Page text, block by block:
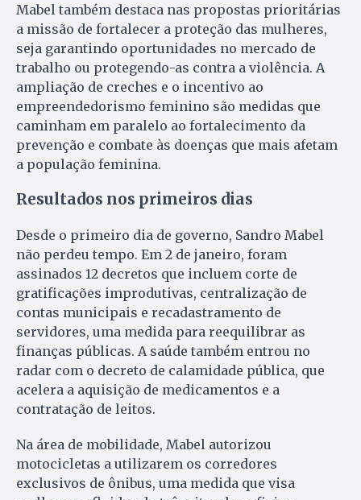
Mabel também destaca nas propostas prioritárias
a missão de fortalecer a proteção das mulheres,
seja garantindo oportunidades no mercado de
trabalho ou protegendo-as contra a violência. A
ampliação de creches e o incentivo ao
empreendedorismo feminino são medidas que
caminham em paralelo ao fortalecimento da
prevenção e combate às doenças que mais afetam
a população feminina.
Resultados nos primeiros dias
Desde o primeiro dia de governo, Sandro Mabel
não perdeu tempo. Em 2 de janeiro, foram
assinados 12 decretos que incluem corte de
gratificações improdutivas, centralização de
contas municipais e recadastramento de
servidores, uma medida para reequilibrar as
finanças públicas. A saúde também entrou no
radar com o decreto de calamidade pública, que
acelera a aquisição de medicamentos e a
contratação de leitos.
Na área de mobilidade, Mabel autorizou
motocicletas a utilizarem os corredores
exclusivos de ônibus, uma medida que visa